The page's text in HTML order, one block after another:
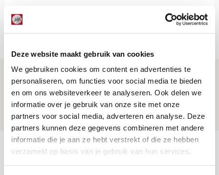
Deze website maakt gebruik van cookies
We gebruiken cookies om content en advertenties te
personaliseren, om functies voor social media te bieden
en om ons websiteverkeer te analyseren. Ook delen we
informatie over je gebruik van onze site met onze
partners voor social media, adverteren en analyse. Deze
partners kunnen deze gegevens combineren met andere
informatie die je aan ze hebt verstrekt of die ze hebben
verzameld op basis van je gebruik van hun services.
Net binnen //
Is dit de laatste wallpaper van Godts in
de Johan Cruijff Arena?
07 AUGUSTUS 2026 - 00:36
NIEUWS
Trotse Klaassen: ‘Vierhonderd duels